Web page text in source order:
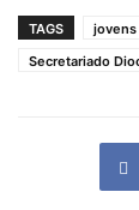
TAGS jovens
Secretariado